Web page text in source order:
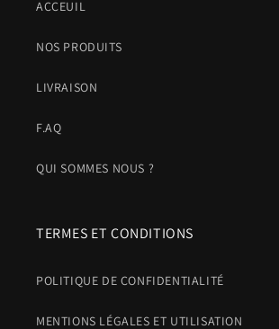
ACCEUIL
NOS PRODUITS
LIVRAISON
F.AQ
QUI SOMMES NOUS ?
TERMES ET CONDITIONS
POLITIQUE DE CONFIDENTIALITÉ
MENTIONS LÉGALES ET UTILISATION